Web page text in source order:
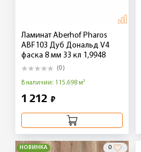
Ламинат Aberhof Pharos
ABF103 Дуб Дональд V4
фаска 8 мм 33 кл 1,9948
(0)
В наличии: 115.698 м²
1 212 ₽
НОВИНКА 0